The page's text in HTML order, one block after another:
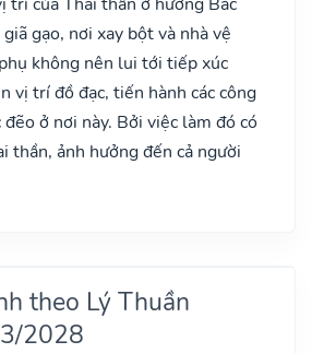
gạo, nơi xay bột và nhà vệ
không nên lui tới tiếp xúc
vị trí đồ đạc, tiến hành các công
đẽo ở nơi này. Bởi việc làm đó có
thần, ảnh hưởng đến cả người
theo Lý Thuần
2028